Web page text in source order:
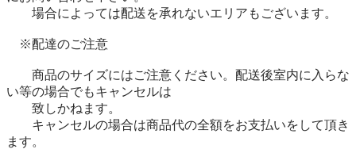
場合によっては配送を承れないエリアもございます。
※配達のご注意
商品のサイズにはご注意ください。配送後室内に入らな
い等の場合でもキャンセルは
致しかねます。
キャンセルの場合は商品代の全額をお支払いをして頂き
ます。